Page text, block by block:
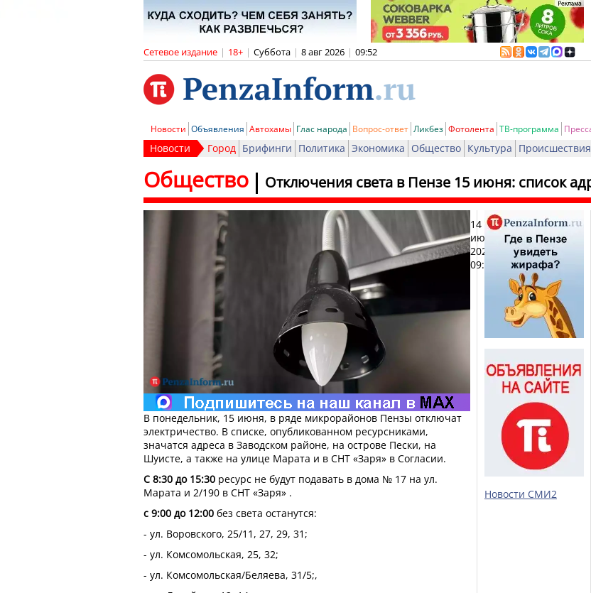
Сетевое издание | 18+ | Суббота | 8 авг 2026 | 09:52
Новости Объявления Автохамы Глас народа Вопрос-ответ Ликбез Фотолента ТВ-программа
Новости Город Брифинги Политика Экономика Общество Культура Происшествия
Отключения света в Пензе 15 июня: список
Общество
14
июня
2026,
09:53
В понедельник, 15 июня, в ряде микрорайонов Пензы отключат
электричество. В списке, опубликованном ресурсниками,
значатся адреса в Заводском районе, на острове Пески, на
Шуисте, а также на улице Марата и в СНТ «Заря» в Согласии.
С 8:30 до 15:30 ресурс не будут подавать в дома № 17 на ул.
Марата и 2/190 в СНТ «Заря» .
с 9:00 до 12:00 без света останутся:
- ул. Воровского, 25/11, 27, 29, 31;
- ул. Комсомольская, 25, 32;
- ул. Комсомольская/Беляева, 31/5;,
Новости СМИ2